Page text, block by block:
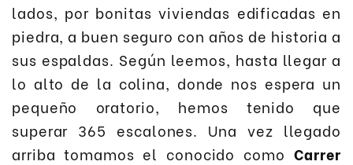
lados, por bonitas viviendas edificadas en
piedra, a buen seguro con años de historia a
sus espaldas. Según leemos, hasta llegar a
lo alto de la colina, donde nos espera un
pequeño oratorio, hemos tenido que
superar 365 escalones. Una vez llegado
arriba tomamos el conocido como Carrer